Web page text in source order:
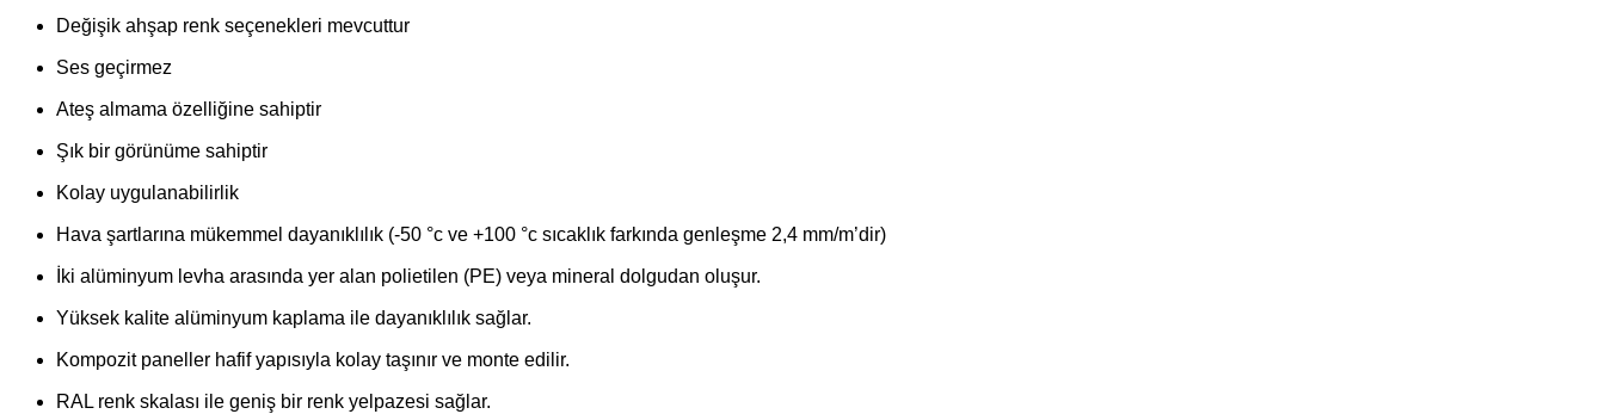
Değişik ahşap renk seçenekleri mevcuttur
Ses geçirmez
Ateş almama özelliğine sahiptir
Şık bir görünüme sahiptir
Kolay uygulanabilirlik
Hava şartlarına mükemmel dayanıklılık (-50 °c ve +100 °c sıcaklık farkında genleşme 2,4 mm/m’dir)
İki alüminyum levha arasında yer alan polietilen (PE) veya mineral dolgudan oluşur.
Yüksek kalite alüminyum kaplama ile dayanıklılık sağlar.
Kompozit paneller hafif yapısıyla kolay taşınır ve monte edilir.
RAL renk skalası ile geniş bir renk yelpazesi sağlar.